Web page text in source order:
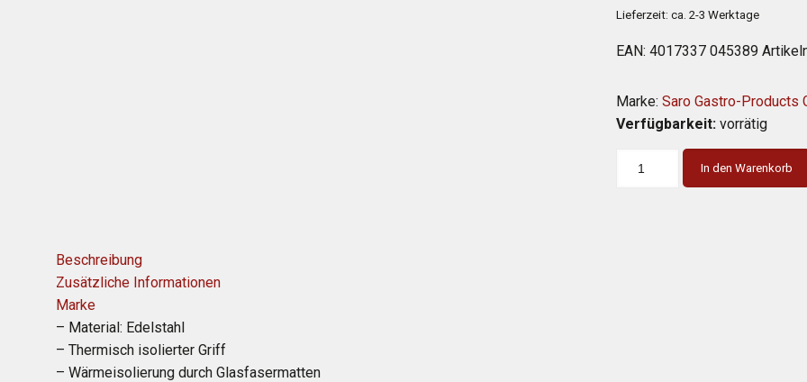
Lieferzeit: ca. 2-3 Werktage
EAN:4017337 045389
Marke: Saro Gastro-Products
Verfügbarkeit: vorrätig
In den Warenkorb
Beschreibung
Zusätzliche Informationen
Marke
– Material: Edelstahl
– Thermisch isolierter Griff
– Wärmeisolierung durch Glasfasermatten